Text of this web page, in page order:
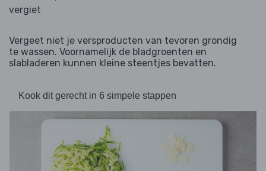
vergiet
Vergeet niet je versproducten van tevoren grondig
te wassen. Voornamelijk de bladgroenten en
slabladeren kunnen kleine steentjes bevatten.
Kook dit gerecht in 6 simpele stappen